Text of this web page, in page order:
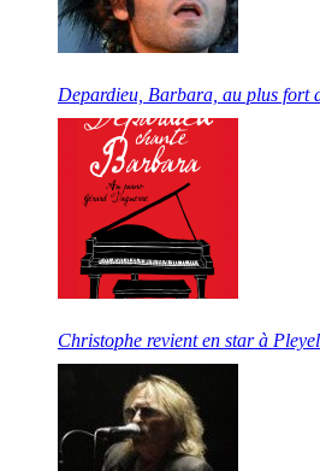
Depardieu, Barbara, au plus fort
Christophe revient en star à Pleyel